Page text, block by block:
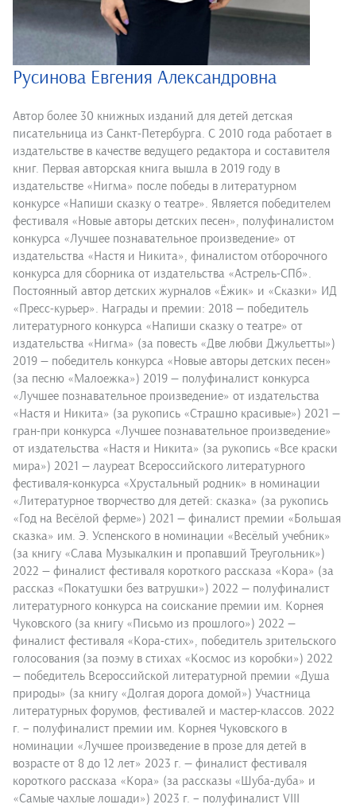
Русинова Евгения Александровна
Автор более 30 книжных изданий для детей детская
писательница из Санкт-Петербурга. С 2010 года работает в
издательстве в качестве ведущего редактора и составителя
книг. Первая авторская книга вышла в 2019 году в
издательстве «Нигма» после победы в литературном
конкурсе «Напиши сказку о театре». Является победителем
фестиваля «Новые авторы детских песен», полуфиналистом
конкурса «Лучшее познавательное произведение» от
издательства «Настя и Никита», финалистом отборочного
конкурса для сборника от издательства «Астрель-СПб».
Постоянный автор детских журналов «Ёжик» и «Сказки» ИД
«Пресс-курьер». Награды и премии: 2018 — победитель
литературного конкурса «Напиши сказку о театре» от
издательства «Нигма» (за повесть «Две любви Джульетты»)
2019 — победитель конкурса «Новые авторы детских песен»
(за песню «Малоежка») 2019 — полуфиналист конкурса
«Лучшее познавательное произведение» от издательства
«Настя и Никита» (за рукопись «Страшно красивые») 2021 —
гран-при конкурса «Лучшее познавательное произведение»
от издательства «Настя и Никита» (за рукопись «Все краски
мира») 2021 — лауреат Всероссийского литературного
фестиваля-конкурса «Хрустальный родник» в номинации
«Литературное творчество для детей: сказка» (за рукопись
«Год на Весёлой ферме») 2021 — финалист премии «Большая
сказка» им. Э. Успенского в номинации «Весёлый учебник»
(за книгу «Слава Музыкалкин и пропавший Треугольник»)
2022 — финалист фестиваля короткого рассказа «Кора» (за
рассказ «Покатушки без ватрушки») 2022 — полуфиналист
литературного конкурса на соискание премии им. Корнея
Чуковского (за книгу «Письмо из прошлого») 2022 —
финалист фестиваля «Кора-стих», победитель зрительского
голосования (за поэму в стихах «Космос из коробки») 2022
— победитель Всероссийской литературной премии «Душа
природы» (за книгу «Долгая дорога домой») Участница
литературных форумов, фестивалей и мастер-классов. 2022
г. – полуфиналист премии им. Корнея Чуковского в
номинации «Лучшее произведение в прозе для детей в
возрасте от 8 до 12 лет» 2023 г. — финалист фестиваля
короткого рассказа «Кора» (за рассказы «Шуба-дуба» и
«Самые чахлые лошади») 2023 г. – полуфиналист VIII